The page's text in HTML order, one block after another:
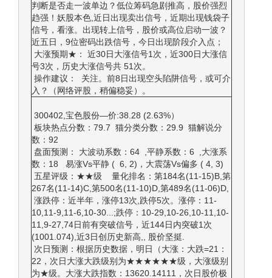
判断是否走一波单边？低位筹码急剧推高，股价强烈
趋强！妖股本色,近日出现卖出信号，近期出现钱袋子
信号，看涨。出现转上信号，股价或高位启动一波？
近五日，9位密码出跌信号，今日出现阶段介入点；
大涨预期★： 近30日大涨信号1次，近300日大涨信
号3次，历史大涨信号共 51次。
操作建议： 关注。前8日出现空头陷阱信号，或可介
入？（网络评股，稍偏稳妥）。
300402,宝色股份—价:38.28 (2.63%）
板块热点分数：79.7 猫分类分数：29.9 猫解说分
数：92
盘面预测： 大波动系数：64 ,平静系数：6 ,大涨系
数：18 易涨Vs平静 ( 6, 2)，大震荡Vs偏多 ( 4, 3)
五星评级：★★级 量化排名：第184名(11-15)B,第
267名(11-14)C,第500名(11-10)D,第489名(11-06)D,
涨跌停：近半年，涨停13次,跌停5次。涨停：11-
10,11-9,11-6,10-30...;跌停：10-29,10-26,10-11,10-
11,9-27,74日前有突破信号，近144日内突破1次
(1001.074),近3日创历史新高,, 股价坚挺.
次日预测：根据历史数据，明日（大涨：大跌=21：
22，次日大涨大跌级别为★★★★★★级，大涨级别
为★级。大涨大跌指数：13620.14111，次日股价极